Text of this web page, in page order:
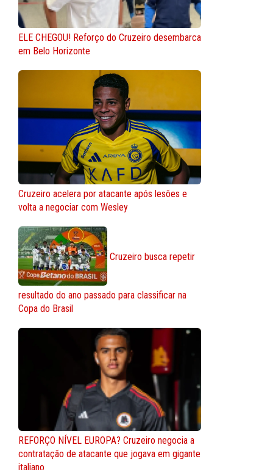
ELE CHEGOU! Reforço do Cruzeiro desembarca
em Belo Horizonte
Cruzeiro acelera por atacante após lesões e
volta a negociar com Wesley
Cruzeiro busca repetir
resultado do ano passado para classificar na
Copa do Brasil
REFORÇO NÍVEL EUROPA? Cruzeiro negocia a
contratação de atacante que jogava em gigante
italiano